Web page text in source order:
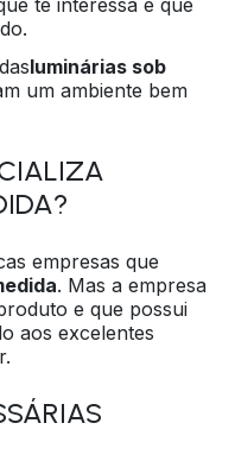
luminárias sob
um ambiente bem
empresas que
. Mas a empresa
e que possui
aos excelentes